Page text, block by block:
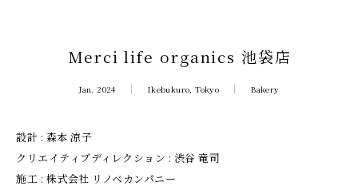
Merci life organics 池袋店
Jan. 2024 Ikebukuro, Tokyo Bakery
設計 : 森本 涼子
クリエイティブディレクション : 渋谷 竜司
施工 : 株式会社 リノベカンパニー